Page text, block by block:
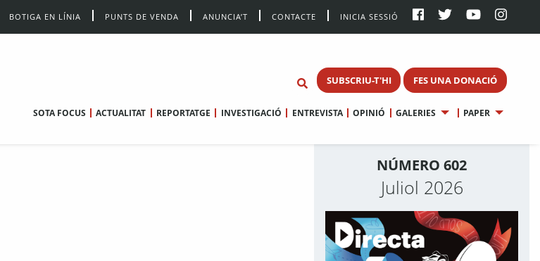
BOTIGA EN LÍNIA PUNTS DE VENDA ANUNCIA’T CONTACTE INICIA SESSIÓ
SUBSCRIU-T'HI FES UNA DONACIÓ
SOTA FOCUS ACTUALITAT REPORTATGE INVESTIGACIÓ ENTREVISTA OPINIÓ GALERIES PAPER
NÚMERO 602
Juliol 2026